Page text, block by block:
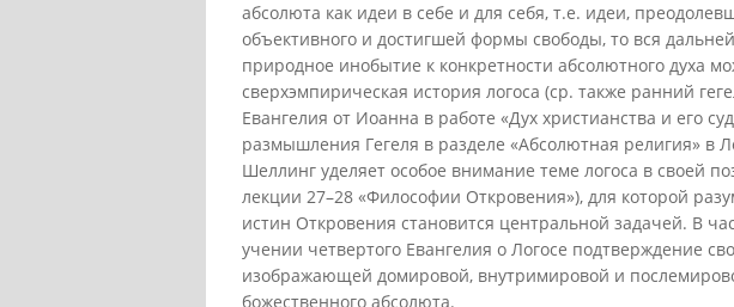
абсолюта как идеи в себе и для себя, т.е. идеи,
объективного и достигшей формы свободы, то вся
природное инобытие к конкретности абсолютного духа
сверхэмпирическая история логоса (ср. также ранний
Евангелия от Иоанна в работе «Дух христианства и его
размышления Гегеля в разделе «Абсолютная религия» в
Шеллинг уделяет особое внимание теме логоса в своей
лекции 27–28 «Философии Откровения»), для которой
истин Откровения становится центральной задачей. В
учении четвертого Евангелия о Логосе подтверждение
изображающей домировой, внутримировой и
божественного абсолюта.